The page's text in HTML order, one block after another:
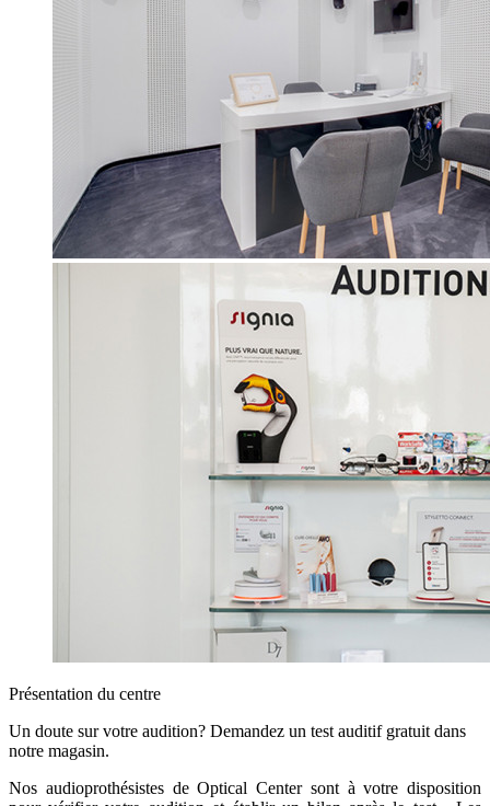
Présentation du centre
Un doute sur votre audition? Demandez un test auditif gratuit dans
notre magasin.
Nos audioprothésistes de Optical Center sont à votre disposition